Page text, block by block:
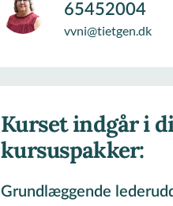
65452004
vvni@tietgen.dk
Kurset indgår i
kursuspakker:
Grundlæggende